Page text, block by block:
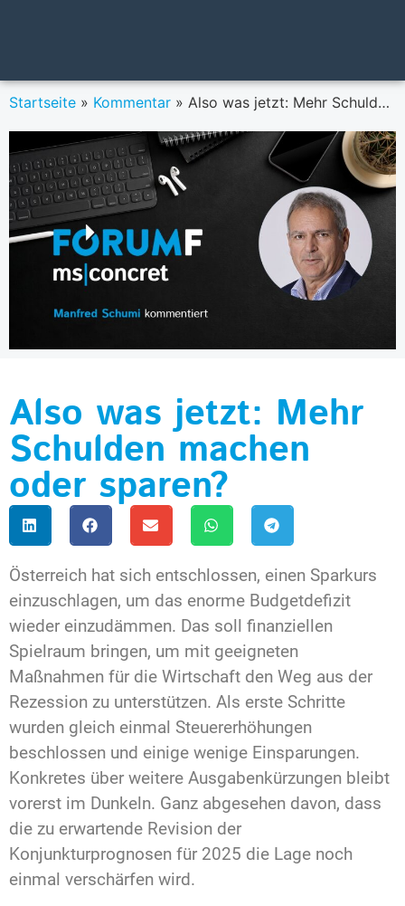
Startseite » Kommentar » Also was jetzt: Mehr Schulden machen oder sparen?
Also was jetzt: Mehr
Schulden machen
oder sparen?
Österreich hat sich entschlossen, einen Sparkurs
einzuschlagen, um das enorme Budgetdefizit
wieder einzudämmen. Das soll finanziellen
Spielraum bringen, um mit geeigneten
Maßnahmen für die Wirtschaft den Weg aus der
Rezession zu unterstützen. Als erste Schritte
wurden gleich einmal Steuererhöhungen
beschlossen und einige wenige Einsparungen.
Konkretes über weitere Ausgabenkürzungen bleibt
vorerst im Dunkeln. Ganz abgesehen davon, dass
die zu erwartende Revision der
Konjunkturprognosen für 2025 die Lage noch
einmal verschärfen wird.